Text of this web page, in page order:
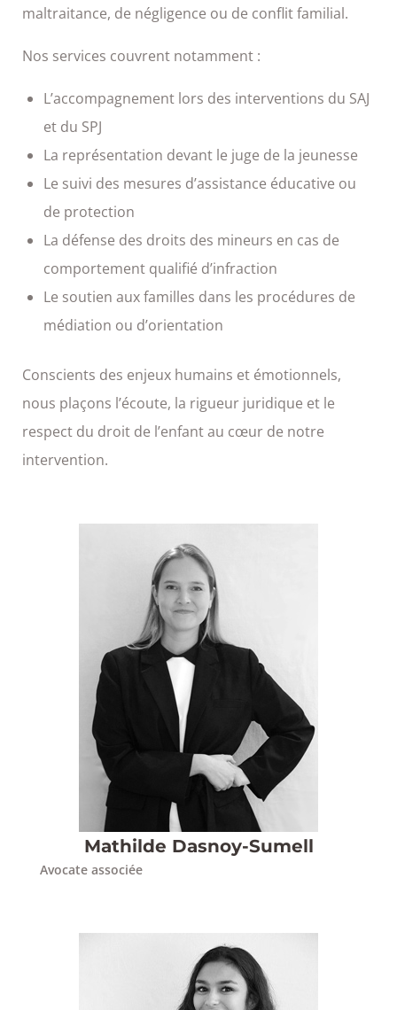
maltraitance, de négligence ou de conflit familial.
Nos services couvrent notamment :
L’accompagnement lors des interventions du SAJ
et du SPJ
La représentation devant le juge de la jeunesse
Le suivi des mesures d’assistance éducative ou
de protection
La défense des droits des mineurs en cas de
comportement qualifié d’infraction
Le soutien aux familles dans les procédures de
médiation ou d’orientation
Conscients des enjeux humains et émotionnels,
nous plaçons l’écoute, la rigueur juridique et le
respect du droit de l’enfant au cœur de notre
intervention.
Mathilde Dasnoy-Sumell
Avocate associée